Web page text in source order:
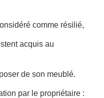
comme résilié,
acquis au
de son meublé.
par le propriétaire :